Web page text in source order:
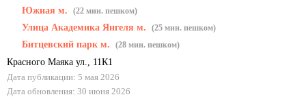
Южная м. (22 мин. пешком)
Улица Академика Янгеля м. (25 мин. пешком)
Битцевский парк м. (28 мин. пешком)
Красного Маяка ул., 11К1
Дата публикации: 5 мая 2026
Дата обновления: 30 июня 2026